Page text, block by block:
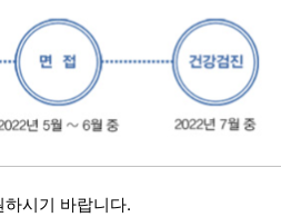
시기 바랍니다.